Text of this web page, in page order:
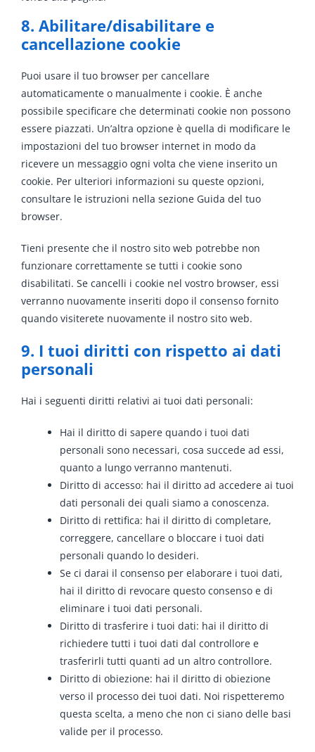
8. Abilitare/disabilitare e
cancellazione cookie
Puoi usare il tuo browser per cancellare
automaticamente o manualmente i cookie. È anche
possibile specificare che determinati cookie non possono
essere piazzati. Un’altra opzione è quella di modificare le
impostazioni del tuo browser internet in modo da
ricevere un messaggio ogni volta che viene inserito un
cookie. Per ulteriori informazioni su queste opzioni,
consultare le istruzioni nella sezione Guida del tuo
browser.
Tieni presente che il nostro sito web potrebbe non
funzionare correttamente se tutti i cookie sono
disabilitati. Se cancelli i cookie nel vostro browser, essi
verranno nuovamente inseriti dopo il consenso fornito
quando visiterete nuovamente il nostro sito web.
9. I tuoi diritti con rispetto ai dati
personali
Hai i seguenti diritti relativi ai tuoi dati personali:
Hai il diritto di sapere quando i tuoi dati
personali sono necessari, cosa succede ad essi,
quanto a lungo verranno mantenuti.
Diritto di accesso: hai il diritto ad accedere ai tuoi
dati personali dei quali siamo a conoscenza.
Diritto di rettifica: hai il diritto di completare,
correggere, cancellare o bloccare i tuoi dati
personali quando lo desideri.
Se ci darai il consenso per elaborare i tuoi dati,
hai il diritto di revocare questo consenso e di
eliminare i tuoi dati personali.
Diritto di trasferire i tuoi dati: hai il diritto di
richiedere tutti i tuoi dati dal controllore e
trasferirli tutti quanti ad un altro controllore.
Diritto di obiezione: hai il diritto di obiezione
verso il processo dei tuoi dati. Noi rispetteremo
questa scelta, a meno che non ci siano delle basi
valide per il processo.